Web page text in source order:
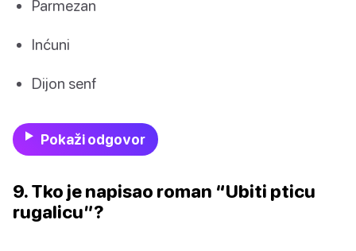
Parmezan
Inćuni
Dijon senf
Pokaži odgovor
9. Tko je napisao roman “Ubiti pticu
rugalicu”?